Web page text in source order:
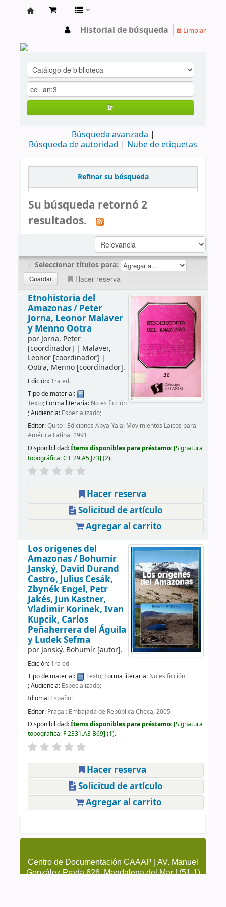
Historial de búsqueda Limpiar
Ir
Búsqueda avanzada
Búsqueda de autoridad
Nube de etiquetas
Refinar su búsqueda
Su búsqueda retornó 2
resultados.
| Seleccionar títulos para:
Hacer reserva
Etnohistoria del
Amazonas / Peter
Jorna, Leonor Malaver
y Menno Ootra
por Jorna, Peter
[coordinador] | Malaver,
Leonor[coordinador] |
Ootra, Menno[coordinador].
Edición: 1ra ed.
Tipo de material:
Texto; Forma literaria: No es ficción
; Audiencia: Especializado;
Editor:Quito : Ediciones Abya-Yala: Movimientos Laicos para
América Latina, 1991
Disponibilidad:Ítems disponibles para préstamo: Signatura
topográfica:C F 29.A5 J73 (2).
Hacer reserva
Solicitud de artículo
Agregar al carrito
Los orígenes del
Amazonas / Bohumír
Janský, David Durand
Castro, Julius Cesák,
Zbynék Engel, Petr
Jakés, Jun Kastner,
Vladimir Korinek, Ivan
Kupcik, Carlos
Peñaherrera del Águila
y Ludek Sefma
por Janský, Bohumír[autor].
Edición: 1ra ed.
Tipo de material:
Texto; Forma literaria: No es ficción
; Audiencia: Especializado;
Idioma: Español
Editor: Praga : Embajada de República Checa, 2005
Disponibilidad:Ítems disponibles para préstamo: Signatura
topográfica: F 2331.A3 B69 (1).
Hacer reserva
Solicitud de artículo
Agregar al carrito
Centro de Documentación CAAAP | AV. Manuel
González Prada 626, Magdalena del Mar | (51-1)